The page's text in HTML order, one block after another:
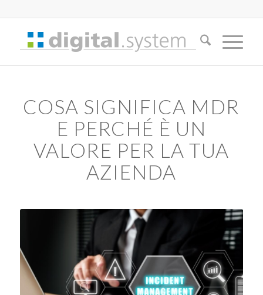
COSA SIGNIFICA MDR
E PERCHÉ È UN
VALORE PER LA TUA
AZIENDA